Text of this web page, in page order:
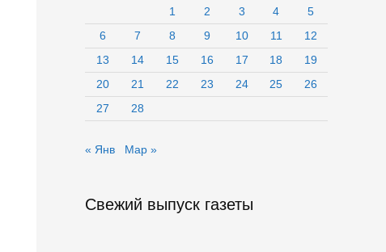
1 2 3 4
5
6
7 8 9 10 11
12
13
14 15 16 17 18
19
20
21 22 23 24 25
26
27
28
« Янв Мар »
Свежий выпуск газеты